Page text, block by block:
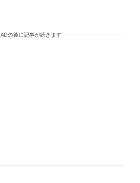
ADの後に記事が続きます